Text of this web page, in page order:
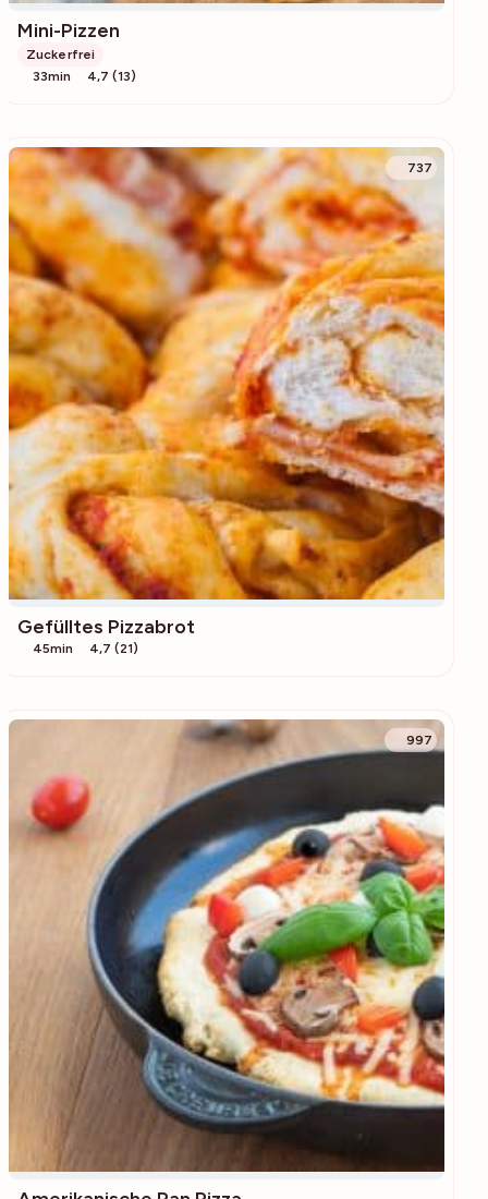
Mini-Pizzen
Zuckerfrei
33min
4,7 (13)
737
Gefülltes Pizzabrot
45min 4,7 (21)
997